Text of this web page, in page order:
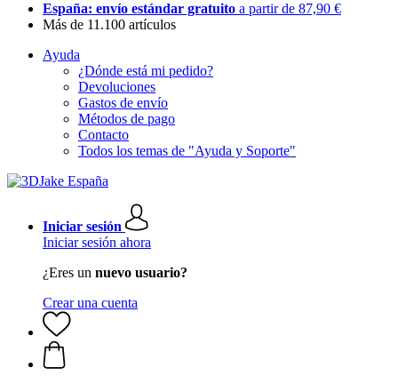
España: envío estándar gratuito a partir de 87,90 €
Más de 11.100 artículos
Ayuda
¿Dónde está mi pedido?
Devoluciones
Gastos de envío
Métodos de pago
Contacto
Todos los temas de "Ayuda y Soporte"
Iniciar sesión
Iniciar sesión ahora
¿Eres un nuevo usuario?
Crear una cuenta